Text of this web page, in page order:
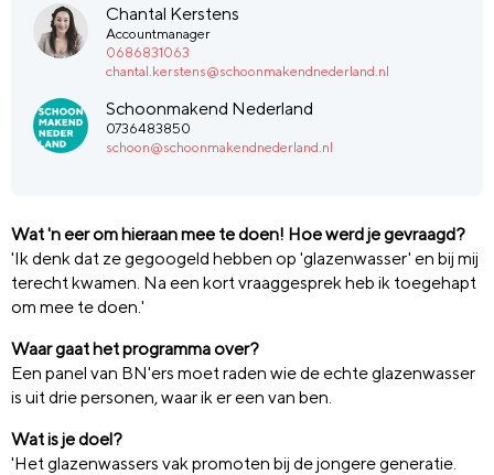
Chantal Kerstens
Accountmanager
0686831063
chantal.kerstens@schoonmakendnederland.nl
Schoonmakend Nederland
0736483850
schoon@schoonmakendnederland.nl
Wat 'n eer om hieraan mee te doen! Hoe werd je gevraagd?
'Ik denk dat ze gegoogeld hebben op 'glazenwasser' en bij mij
terecht kwamen. Na een kort vraaggesprek heb ik toegehapt
om mee te doen.'
Waar gaat het programma over?
Een panel van BN'ers moet raden wie de echte glazenwasser
is uit drie personen, waar ik er een van ben.
Wat is je doel?
'Het glazenwassers vak promoten bij de jongere generatie.